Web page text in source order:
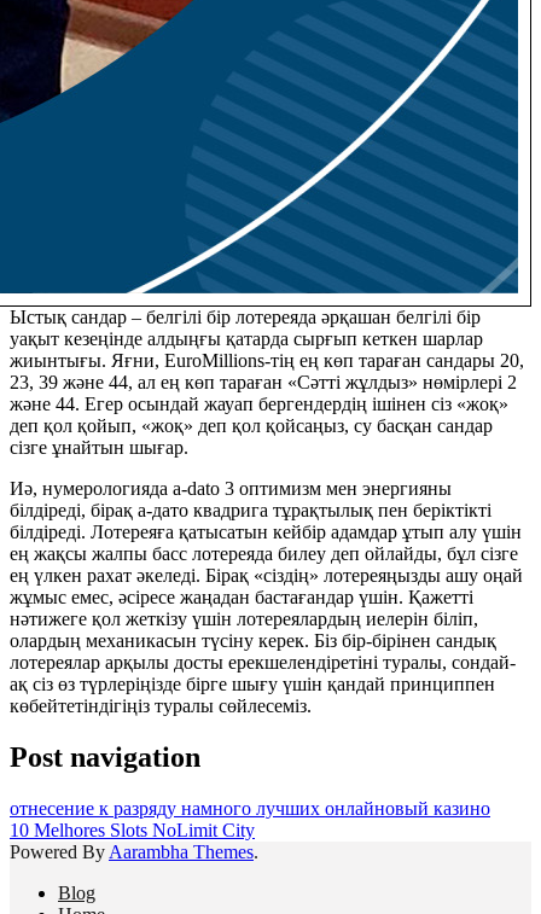
Ыстық сандар – белгілі бір лотереяда әрқашан белгілі бір
уақыт кезеңінде алдыңғы қатарда сырғып кеткен шарлар
жиынтығы. Яғни, EuroMillions-тің ең көп тараған сандары 20,
23, 39 және 44, ал ең көп тараған «Сәтті жұлдыз» нөмірлері 2
және 44. Егер осындай жауап бергендердің ішінен сіз «жоқ»
деп қол қойып, «жоқ» деп қол қойсаңыз, су басқан сандар
сізге ұнайтын шығар.
Иә, нумерологияда a-dato 3 оптимизм мен энергияны
білдіреді, бірақ а-дато квадрига тұрақтылық пен беріктікті
білдіреді. Лотереяға қатысатын кейбір адамдар ұтып алу үшін
ең жақсы жалпы басс лотереяда билеу деп ойлайды, бұл сізге
ең үлкен рахат әкеледі. Бірақ «сіздің» лотереяңызды ашу оңай
жұмыс емес, әсіресе жаңадан бастағандар үшін. Қажетті
нәтижеге қол жеткізу үшін лотереялардың иелерін біліп,
олардың механикасын түсіну керек. Біз бір-бірінен сандық
лотереялар арқылы досты ерекшелендіретіні туралы, сондай-
ақ сіз өз түрлеріңізде бірге шығу үшін қандай принциппен
көбейтетіндігіңіз туралы сөйлесеміз.
Post navigation
отнесение к разряду намного лучших онлайновый казино
10 Melhores Slots NoLimit City
Powered By Aarambha Themes.
Blog